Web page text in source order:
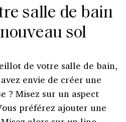
salle de bain
sol
de votre salle de bain,
envie de créer une
? Misez sur un aspect
préférez ajouter une